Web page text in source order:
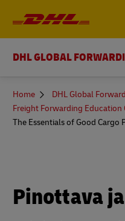
DHL GLOBAL
You
here
Home
DHL Global
Freight Forwarding Education
The Essentials of Good Cargo
Pinottava